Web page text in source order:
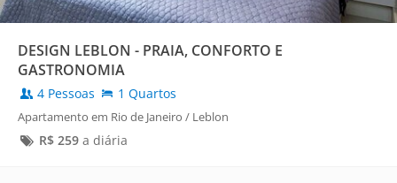
DESIGN LEBLON - PRAIA, CONFORTO E
GASTRONOMIA
4 Pessoas 1 Quartos
Apartamento em Rio de Janeiro / Leblon
R$ 259a diária